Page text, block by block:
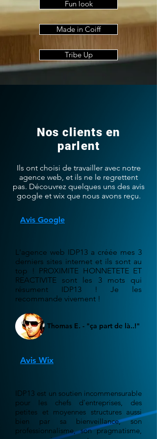
Fun look
Made in Coiff
Tribe Up
Nos clients en
parlent
Ils ont choisi de travailler avec notre
agence web, et ils ne le regrettent
pas. Découvrez quelques uns des avis
google et wix que nous avons reçu.
Avis Google
L'agence web IDP13 a créée mes 3
derniers sites internet et ils sont au
top ! PROXIMITE HONNETETE ET
REACTIVITE sont les 3 mots qui
résument IDP13 ! Je les
recommande vivement !
Thomas E. - "ça part de là..!"
Avis Wix
IDP13 est un soutien incommensurable
pour les chefs d'entreprises, des
petites et moyennes structures aussi
bien par sa bienveillance, son
professionnalisme, son pragmatisme,